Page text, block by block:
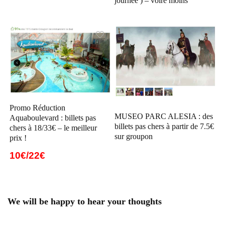
Promo Réduction
Aquaboulevard : billets pas
chers à 18/33€ – le meilleur
prix !
10€/22€
MUSEO PARC ALESIA : des
billets pas chers à partir de 7.5€
sur groupon
We will be happy to hear your thoughts